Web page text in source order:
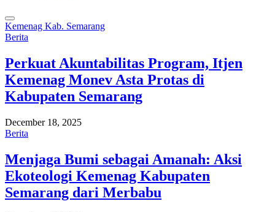
Kemenag Kab. Semarang
Berita
Perkuat Akuntabilitas Program, Itjen
Kemenag Monev Asta Protas di
Kabupaten Semarang
December 18, 2025
Berita
Menjaga Bumi sebagai Amanah: Aksi
Ekoteologi Kemenag Kabupaten
Semarang dari Merbabu